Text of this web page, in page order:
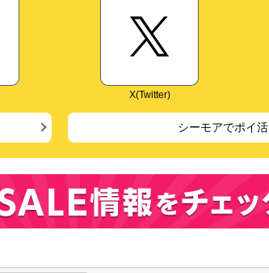
X(Twitter)
シーモアでポイ活